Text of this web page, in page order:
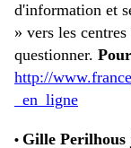
d'information et
» vers les
questionner.
http://
_en_ligne
• Gille